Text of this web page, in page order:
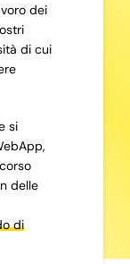
dei
di cui
si
delle
di